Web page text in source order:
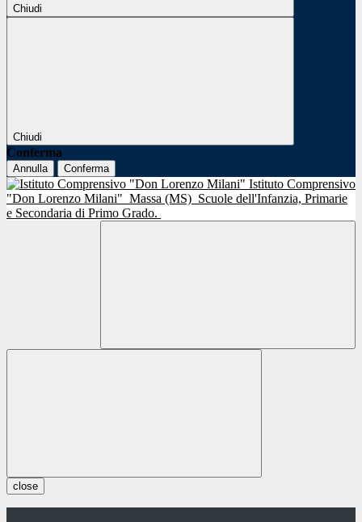
Chiudi
Chiudi
Conferma
Annulla Conferma
Istituto Comprensivo
"Don Lorenzo Milani" Massa (MS) Scuole dell'Infanzia, Primarie
e Secondaria di Primo Grado.
close